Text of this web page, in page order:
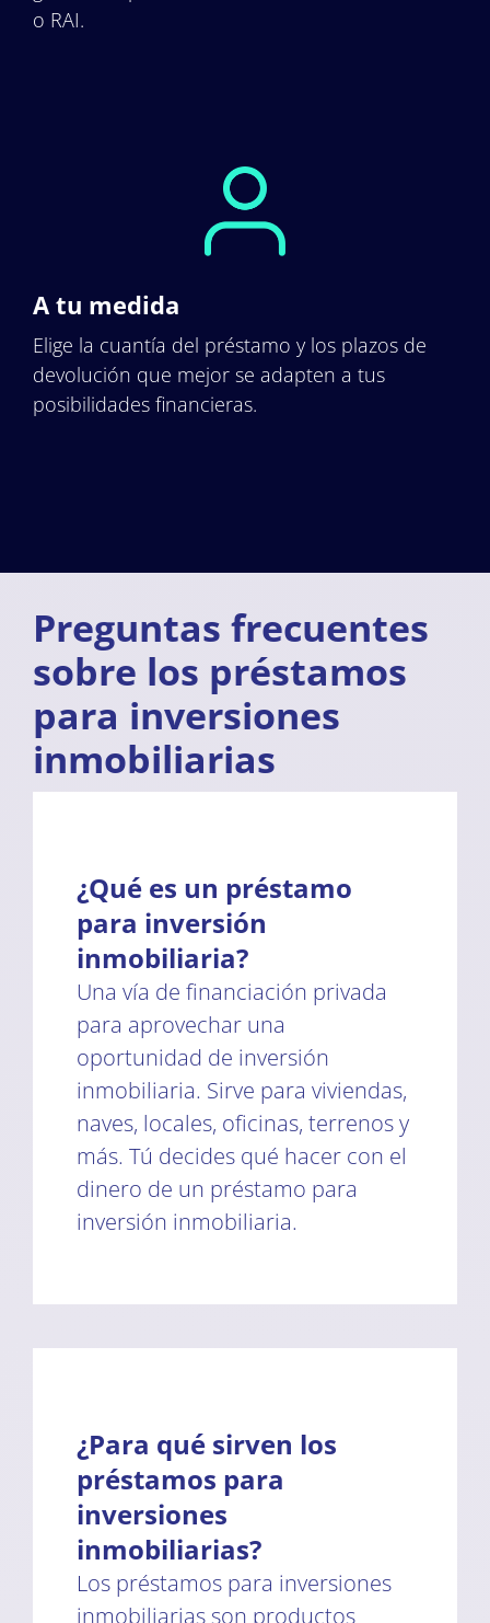
o RAI.
A tu medida
Elige la cuantía del préstamo y los plazos de
devolución que mejor se adapten a tus
posibilidades financieras.
Preguntas frecuentes
sobre los préstamos
para inversiones
inmobiliarias
¿Qué es un préstamo
para inversión
inmobiliaria?
Una vía de financiación privada
para aprovechar una
oportunidad de inversión
inmobiliaria. Sirve para viviendas,
naves, locales, oficinas, terrenos y
más. Tú decides qué hacer con el
dinero de un préstamo para
inversión inmobiliaria.
¿Para qué sirven los
préstamos para
inversiones
inmobiliarias?
Los préstamos para inversiones
inmobiliarias son productos